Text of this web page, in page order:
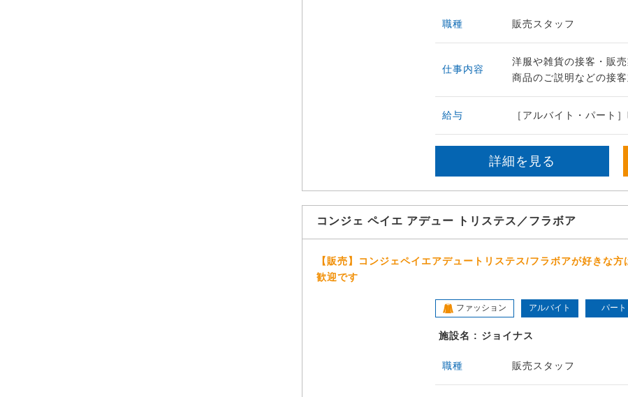
職種 販売スタッフ
仕事内容
洋服や雑貨の接客・販
商品のご説明などの接
給与 ［アルバイト・パート
詳細を見る
コンジェ ペイエ アデュー トリステス／フラボア
【販売】コンジェペイエアデュートリステス/フラボアが好きな
歓迎です
ファッション アルバイト パート
施設名 : ジョイナス
職種 販売スタッフ